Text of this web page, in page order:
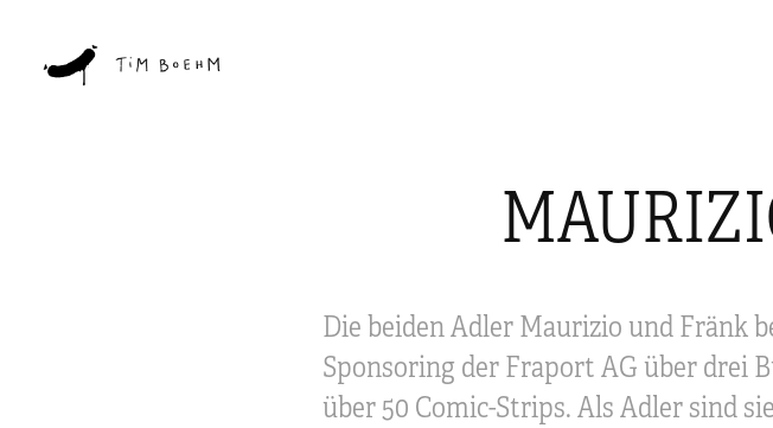
Die beiden Adler Maurizio und Fränk
Sponsoring der Fraport AG über drei
über 50 Comic-Strips. Als Adler sind